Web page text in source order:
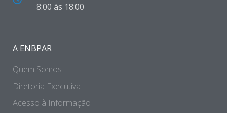
8:00 às 18:00
A ENBPAR
Quem Somos
Diretoria Executiva
Acesso à Informação